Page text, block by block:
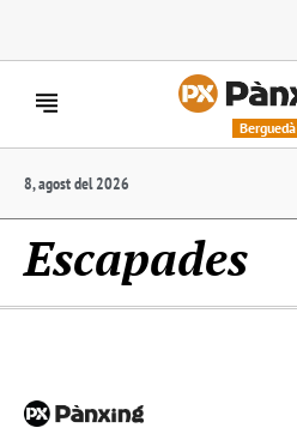
Berguedà
8, agost del 2026
Escapades